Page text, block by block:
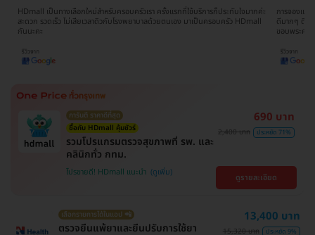
HDmall เป็นทางเลือกใหม่สำหรับครอบครัวเรา ครั้งแรกที่ใช้บริการก็ประทับใจมากค่ะ
สะดวก รวดเร็ว ไม่เสียเวลาดิวกับโรงพยาบาลด้วยตนเอง มาเป็นครอบครัว HDmall
กันนะคะ
การจองแพ็
ดีมากๆ ติดต่
ขอบพระคุณ
การันตี ราคาดีที่สุด
ซื้อกับ HDmall คุ้มชัวร์
รวมโปรแกรมตรวจสุขภาพที่ รพ. และ
คลินิกทั่ว กทม.
โปรขายดี! HDmall แนะนำ
690 บาท
2,400 บาท ประหยัด 71%
ดูรายละเอียด
เลือกรายการได้ในแอป 📲
ตรวจยีนแพ้ยาและยีนปรับการใช้ยา
13,400 บาท
15,320 บาท ประหยัด 9%